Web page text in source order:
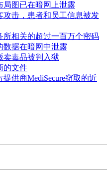
局图已在暗网上泄露
击，患者和员工信息被发
所相关的超过一百万个密码
数据在暗网中泄露
卖毒品被判入狱
的文件
供商MediSecure窃取的近